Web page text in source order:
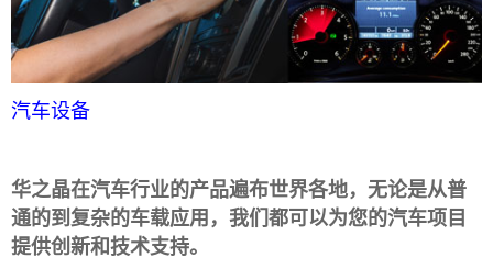
汽车设备
华之晶在汽车行业的产品遍布世界各地，无论是从普
通的到复杂的车载应用，我们都可以为您的汽车项目
提供创新和技术支持。